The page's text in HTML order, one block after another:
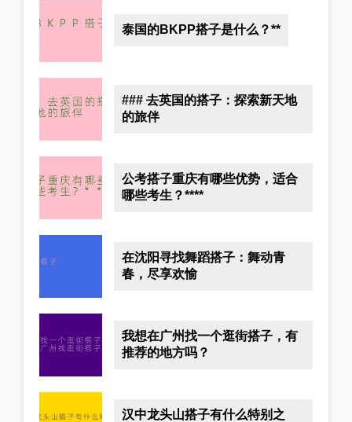
泰国的BKPP搭子是什么？**
### 去英国的搭子：探索新天地
的旅伴
公考搭子重庆有哪些优势，适合
哪些考生？****
在沈阳寻找舞蹈搭子：舞动青
春，尽享欢愉
我想在广州找一个逛街搭子，有
推荐的地方吗？
汉中龙头山搭子有什么特别之